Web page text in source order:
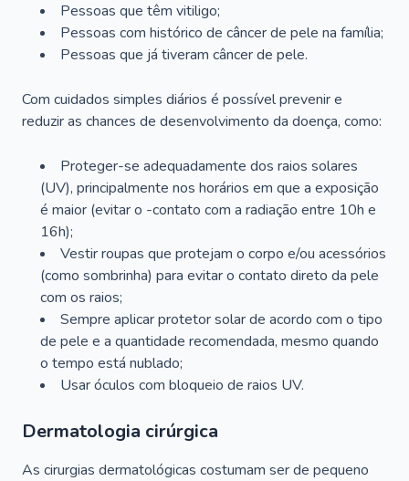
Pessoas que têm vitiligo;
Pessoas com histórico de câncer de pele na família;
Pessoas que já tiveram câncer de pele.
Com cuidados simples diários é possível prevenir e
reduzir as chances de desenvolvimento da doença, como:
Proteger-se adequadamente dos raios solares
(UV), principalmente nos horários em que a exposição
é maior (evitar o -contato com a radiação entre 10h e
16h);
Vestir roupas que protejam o corpo e/ou acessórios
(como sombrinha) para evitar o contato direto da pele
com os raios;
Sempre aplicar protetor solar de acordo com o tipo
de pele e a quantidade recomendada, mesmo quando
o tempo está nublado;
Usar óculos com bloqueio de raios UV.
Dermatologia cirúrgica
As cirurgias dermatológicas costumam ser de pequeno